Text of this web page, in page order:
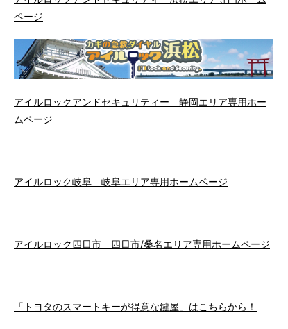
ページ
アイルロックアンドセキュリティー 静岡エリア専用ホー
ムページ
アイルロック岐阜 岐阜エリア専用ホームページ
アイルロック四日市 四日市/桑名エリア専用ホームページ
「トヨタのスマートキーが得意な鍵屋」はこちらから！